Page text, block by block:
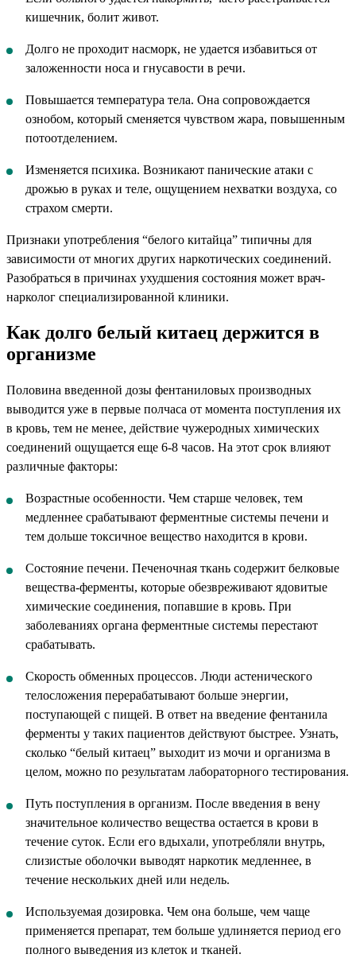
кишечник, болит живот.
Долго не проходит насморк, не удается избавиться от
заложенности носа и гнусавости в речи.
Повышается температура тела. Она сопровождается
ознобом, который сменяется чувством жара, повышенным
потоотделением.
Изменяется психика. Возникают панические атаки с
дрожью в руках и теле, ощущением нехватки воздуха, со
страхом смерти.
Признаки употребления “белого китайца” типичны для
зависимости от многих других наркотических соединений.
Разобраться в причинах ухудшения состояния может врач-
нарколог специализированной клиники.
Как долго белый китаец держится в
организме
Половина введенной дозы фентаниловых производных
выводится уже в первые полчаса от момента поступления их
в кровь, тем не менее, действие чужеродных химических
соединений ощущается еще 6-8 часов. На этот срок влияют
различные факторы:
Возрастные особенности. Чем старше человек, тем
медленнее срабатывают ферментные системы печени и
тем дольше токсичное вещество находится в крови.
Состояние печени. Печеночная ткань содержит белковые
вещества-ферменты, которые обезвреживают ядовитые
химические соединения, попавшие в кровь. При
заболеваниях органа ферментные системы перестают
срабатывать.
Скорость обменных процессов. Люди астенического
телосложения перерабатывают больше энергии,
поступающей с пищей. В ответ на введение фентанила
ферменты у таких пациентов действуют быстрее. Узнать,
сколько “белый китаец” выходит из мочи и организма в
целом, можно по результатам лабораторного тестирования.
Путь поступления в организм. После введения в вену
значительное количество вещества остается в крови в
течение суток. Если его вдыхали, употребляли внутрь,
слизистые оболочки выводят наркотик медленнее, в
течение нескольких дней или недель.
Используемая дозировка. Чем она больше, чем чаще
применяется препарат, тем больше удлиняется период его
полного выведения из клеток и тканей.